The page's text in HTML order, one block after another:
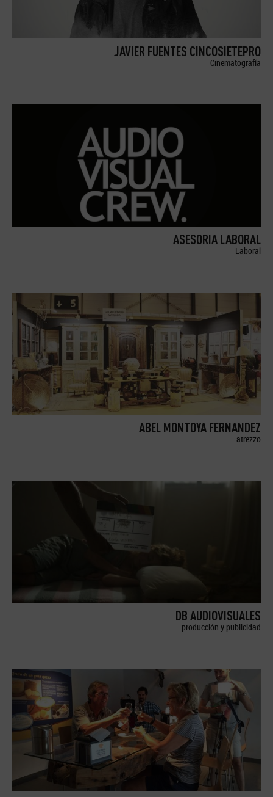
JAVIER FUENTES CINCOSIETEPRO
Cinematografía
ASESORIA LABORAL
Laboral
ABEL MONTOYA FERNANDEZ
atrezzo
DB AUDIOVISUALES
producción y publicidad